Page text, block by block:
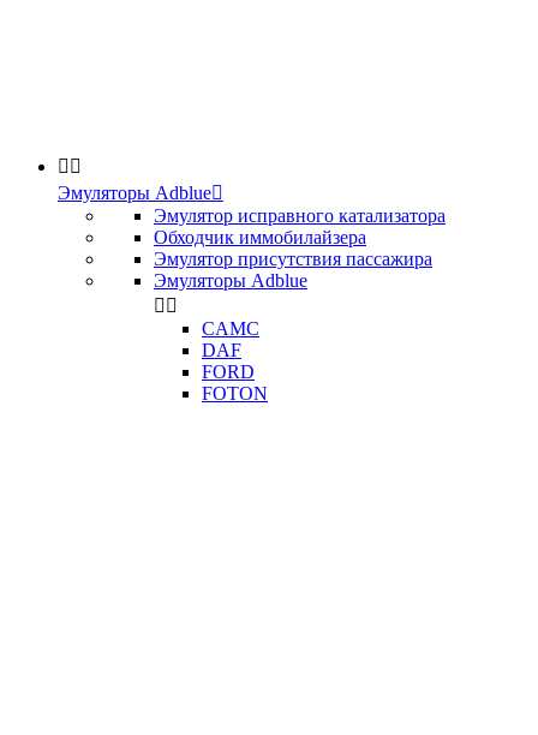
 
Эмуляторы Adblue
Эмулятор исправного катализатора
Обходчик иммобилайзера
Эмулятор присутствия пассажира
Эмуляторы Adblue
 
CAMC
DAF
FORD
FOTON